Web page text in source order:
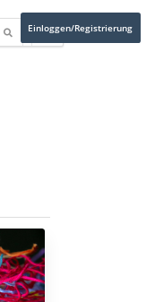
Einloggen/Registrierung